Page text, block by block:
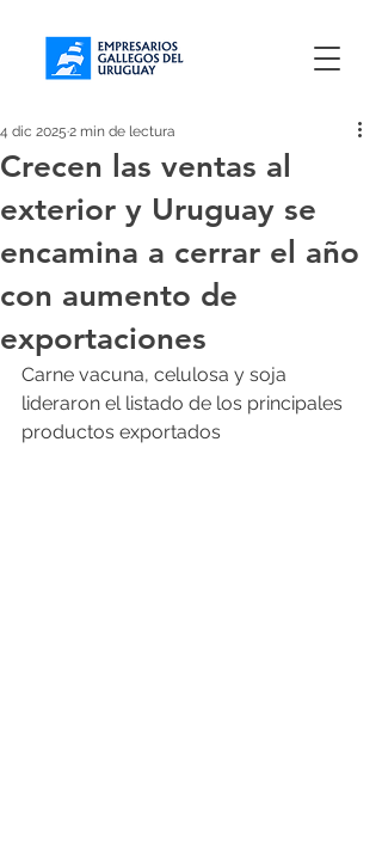
Crecen las ventas al
exterior y Uruguay se
encamina a cerrar el año
con aumento de
exportaciones
4 dic 2025 2 min de lectura
Carne vacuna, celulosa y soja
lideraron el listado de los principales
productos exportados